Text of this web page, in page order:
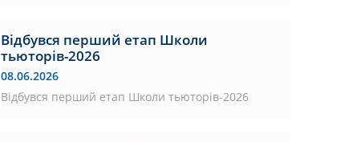
Відбувся перший етап Школи
тьюторів-2026
08.06.2026
Відбувся перший етап Школи тьюторів-2026